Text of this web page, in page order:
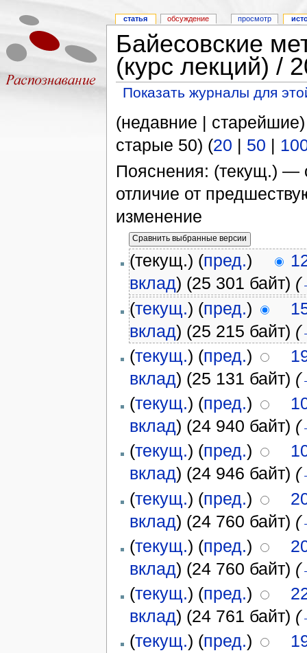
Байесовские
(курс лекций) /
Показать журналы для
(недавние |
старые 50) (20 | 50 |
Пояснения: (текущ.) —
отличие от
изменение
(текущ.) (пред.)
вклад) (25 301 байт) (
(текущ.) (пред.)
вклад) (25 215 байт) (
(текущ.) (пред.)
вклад) (25 131 байт) (
(текущ.) (пред.)
вклад) (24 940 байт) (
(текущ.) (пред.)
вклад) (24 946 байт) (
(текущ.) (пред.)
вклад) (24 760 байт) (
(текущ.) (пред.)
вклад) (24 760 байт) (
(текущ.) (пред.)
вклад) (24 761 байт) (
(текущ.) (пред.)
статья обсуждение просмотр